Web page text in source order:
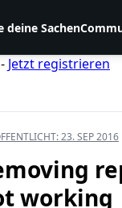
deine Sachen
Jetzt registrieren
23. SEP 2016
working